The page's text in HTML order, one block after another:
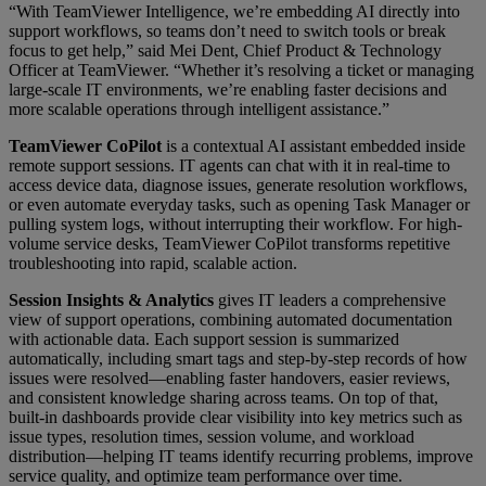
“With TeamViewer Intelligence, we’re embedding AI directly into
support workflows, so teams don’t need to switch tools or break
focus to get help,” said Mei Dent, Chief Product & Technology
Officer at TeamViewer. “Whether it’s resolving a ticket or managing
large-scale IT environments, we’re enabling faster decisions and
more scalable operations through intelligent assistance.”
TeamViewer CoPilot is a contextual AI assistant embedded inside
remote support sessions. IT agents can chat with it in real-time to
access device data, diagnose issues, generate resolution workflows,
or even automate everyday tasks, such as opening Task Manager or
pulling system logs, without interrupting their workflow. For high-
volume service desks, TeamViewer CoPilot transforms repetitive
troubleshooting into rapid, scalable action.
Session Insights & Analytics gives IT leaders a comprehensive
view of support operations, combining automated documentation
with actionable data. Each support session is summarized
automatically, including smart tags and step-by-step records of how
issues were resolved—enabling faster handovers, easier reviews,
and consistent knowledge sharing across teams. On top of that,
built-in dashboards provide clear visibility into key metrics such as
issue types, resolution times, session volume, and workload
distribution—helping IT teams identify recurring problems, improve
service quality, and optimize team performance over time.